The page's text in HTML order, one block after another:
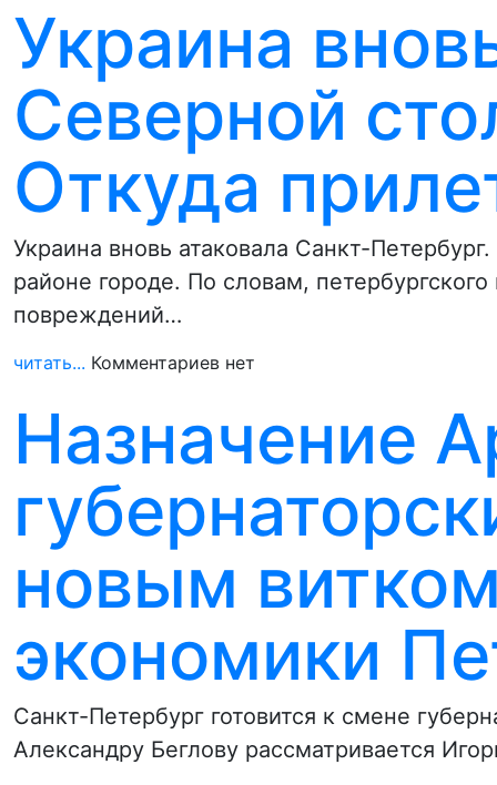
Украина
Северной
Откуда
Украина вновь атаковала Санкт-
районе городе. По словам,
повреждений…
читать... Комментариев нет
Назначение
новым
экономики
Санкт-Петербург готовится к смене
Александру Беглову рассматривается